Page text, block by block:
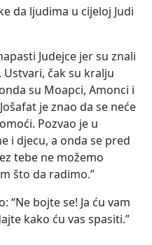
da ljudima u cijeloj Judi
Judejce jer su znali
Ustvari, čak su kralju
su Moapci, Amonci i
je znao da se neće
Pozvao je u
i djecu, a onda se pred
tebe ne možemo
što da radimo.”
“Ne bojte se! Ja ću vam
kako ću vas spasiti.”